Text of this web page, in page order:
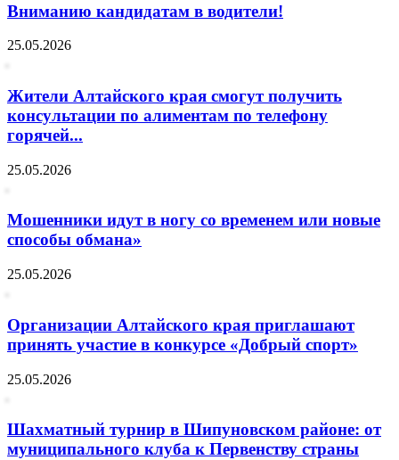
Вниманию кандидатам в водители!
25.05.2026
Жители Алтайского края смогут получить
консультации по алиментам по телефону
горячей...
25.05.2026
Мошенники идут в ногу со временем или новые
способы обмана»
25.05.2026
Организации Алтайского края приглашают
принять участие в конкурсе «Добрый спорт»
25.05.2026
Шахматный турнир в Шипуновском районе: от
муниципального клуба к Первенству страны